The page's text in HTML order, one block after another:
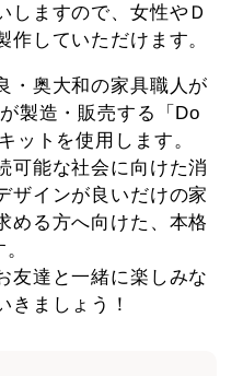
しますので、女性やＤ
作していただけます。
・奥大和の家具職人が
製造・販売する「Do
ットを使用します。
可能な社会に向けた消
ザインが良いだけの家
める方へ向けた、本格
友達と一緒に楽しみな
きましょう！